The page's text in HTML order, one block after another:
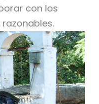
con los